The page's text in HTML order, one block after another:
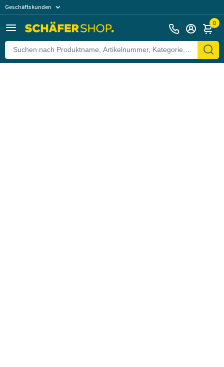
Geschäftskunden
0
Zurück